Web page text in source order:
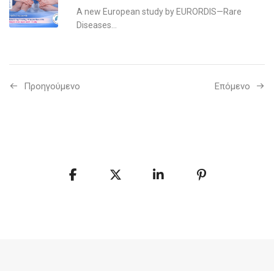
A new European study by EURORDIS—Rare
Diseases...
Προηγούμενo Επόμενο